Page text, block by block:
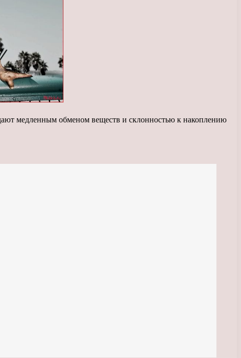
медленным обменом веществ и склонностью к накоплению